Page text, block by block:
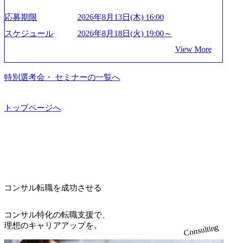
mages/20250502152751_46c65543-87ef-4e86-a85a-8649e1c532f9
_956x512.webp https://storage.googleapis.com/our-vision-producti
on.appspot.com/public/images/20250502152804_ba6aaa1a-9ffc-4f
m/our-vision-production.appspot.com/public/images/202505021528
ング会社で、NRI、NTTDATAと同じく世界のFinTech Ranki
開発、運用保守と言った全工程を行う「一気通貫体制」が
特長 ビジネスへの深い理解を持つコンサルタントが集うXs
報 (https://www.xspear.co.jp/member/)一部抜粋 - 伊勢山 昇吾氏:
広いプロジェクトに従事 - 鈴木健仁氏：新卒でベイカレン
トに入社し最年少ディレクターを経てXspearに参画 - 梶田
威人氏：BCG出身。金融業界における戦略策定、DX戦略立
世界トップクラスのシェアを有している 技術と対話を通じ
て未来を創造し、社会課題の解決に貢献することを目指し
ている Mission:私たちの技術/私たちの対話 Vision:夢を未来
話 IoT社会の浸透、AIの加速等により半導体需要は世界中で
急伸長しており、それに伴い半導体製造装置の需要も伸長
中 https://storage.googleapis.com/our-vision-production.appspot.co
on-production.appspot.com/public/images/20260224131052_2abe7
cb8-329e-4a45-a8f5-73d9728b2cd7_1200x486.webp https://storag
アドバイザーによる自身のキャリア構築をめざす「キャリ
スタイム制度を実施しており、月単位の決められた労働時
間の範囲内で、出社・退社の時刻を社員の自己裁量に委
ね、ワークライフバランスを図りながら効率的に働くこと
応募期限
2026年8月13日(木) 16:00
スケジュール
2026年8月18日(火) 19:00～
View More
特別選考会・ セミナーの一覧へ
トップページへ
コンサル転職を成功させる
コンサル特化の転職支援で、
理想のキャリアアップを。
Consulting